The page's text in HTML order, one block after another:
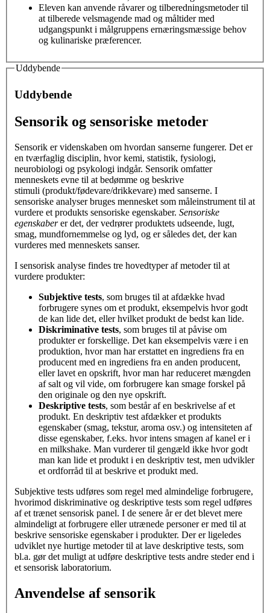
Eleven kan anvende råvarer og tilberedningsmetoder til
at tilberede velsmagende mad og måltider med
udgangspunkt i målgruppens ernæringsmæssige behov
og kulinariske præferencer.
Uddybende
Uddybende
Sensorik og sensoriske metoder
Sensorik er videnskaben om hvordan sanserne fungerer. Det er
en tværfaglig disciplin, hvor kemi, statistik, fysiologi,
neurobiologi og psykologi indgår. Sensorik omfatter
menneskets evne til at bedømme og beskrive
stimuli (produkt/fødevare/drikkevare) med sanserne. I
sensoriske analyser bruges mennesket som måleinstrument til at
vurdere et produkts sensoriske egenskaber. Sensoriske
egenskaberer det, der vedrører produktets udseende, lugt,
smag, mundfornemmelse og lyd, og er således det, der kan
vurderes med menneskets sanser.
I sensorisk analyse findes tre hovedtyper af metoder til at
vurdere produkter:
Subjektive tests, som bruges til at afdække hvad
forbrugere synes om et produkt, eksempelvis hvor godt
de kan lide det, eller hvilket produkt de bedst kan lide.
Diskriminative tests, som bruges til at påvise om
produkter er forskellige. Det kan eksempelvis være i en
produktion, hvor man har erstattet en ingrediens fra en
producent med en ingrediens fra en anden producent,
eller lavet en opskrift, hvor man har reduceret mængden
af salt og vil vide, om forbrugere kan smage forskel på
den originale og den nye opskrift.
Deskriptive tests, som består af en beskrivelse af et
produkt. En deskriptiv test afdækker et produkts
egenskaber (smag, tekstur, aroma osv.) og intensiteten af
disse egenskaber, f.eks. hvor intens smagen af kanel er i
en milkshake. Man vurderer til gengæld ikke hvor godt
man kan lide et produkt i en deskriptiv test, men udvikler
et ordforråd til at beskrive et produkt med.
Subjektive tests udføres som regel med almindelige forbrugere,
hvorimod diskriminative og deskriptive tests som regel udføres
af et trænet sensorisk panel. I de senere år er det blevet mere
almindeligt at forbrugere eller utrænede personer er med til at
beskrive sensoriske egenskaber i produkter. Der er ligeledes
udviklet nye hurtige metoder til at lave deskriptive tests, som
bl.a. gør det muligt at udføre deskriptive tests andre steder end i
et sensorisk laboratorium.
Anvendelse af sensorik